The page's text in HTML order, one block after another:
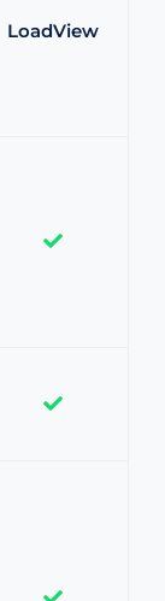
LoadView